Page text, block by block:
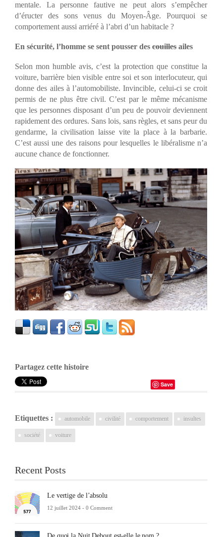
mentale. La personne fautive ne peut alors s’empêcher
d’éructer des sons venus du Moyen-Âge. Pourquoi se
comportement aussi arriéré à l’abri d’un habitacle ?
En sécurité, l’homme se sent pousser des couilles ailes
Selon mon humble avis, c’est la protection que constitue la
voiture, barrière bien visible entre soi et son interlocuteur, qui
donne des ailes à l’automobiliste. Invincible, celui-ci se croit
permis de ne plus être civil. C’est par le même mécanisme
que les personnes disposant d’un peu de pouvoir deviennent
rapidement des ordures. Sans lois, sans règles, et sans peur du
gendarme, la civilisation laisse vite la place à la barbarie.
C’est aussi une des raisons pour lesquelles le libéralisme n’a
aucune chance de fonctionner.
Partagez cette histoire
Save
Etiquettes : automobile civilité comportement insultes
société voiture
Recent Posts
Le vertige de l’absolu
12 juillet 2024 - 0 Comment